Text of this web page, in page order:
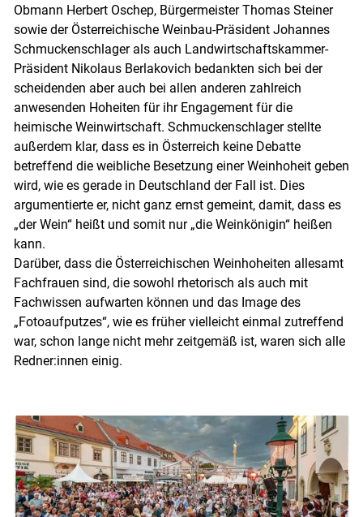
Obmann Herbert Oschep, Bürgermeister Thomas Steiner
sowie der Österreichische Weinbau-Präsident Johannes
Schmuckenschlager als auch Landwirtschaftskammer-
Präsident Nikolaus Berlakovich bedankten sich bei der
scheidenden aber auch bei allen anderen zahlreich
anwesenden Hoheiten für ihr Engagement für die
heimische Weinwirtschaft. Schmuckenschlager stellte
außerdem klar, dass es in Österreich keine Debatte
betreffend die weibliche Besetzung einer Weinhoheit geben
wird, wie es gerade in Deutschland der Fall ist. Dies
argumentierte er, nicht ganz ernst gemeint, damit, dass es
„der Wein“ heißt und somit nur „die Weinkönigin“ heißen
kann.
Darüber, dass die Österreichischen Weinhoheiten allesamt
Fachfrauen sind, die sowohl rhetorisch als auch mit
Fachwissen aufwarten können und das Image des
„Fotoaufputzes“, wie es früher vielleicht einmal zutreffend
war, schon lange nicht mehr zeitgemäß ist, waren sich alle
Redner:innen einig.